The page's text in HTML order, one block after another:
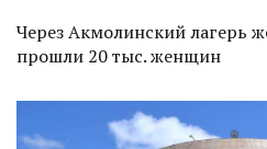
Через Акмолинский лагерь
прошли 20 тыс. женщин